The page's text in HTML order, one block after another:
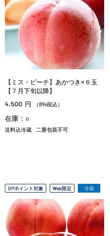
【ミス・ピーチ】あかつき×６玉
【７月下旬以降】
4,500 円 （8%税込）
在庫：○
送料込冷蔵 二重包装不可
OPポイント対象 Web限定 冷蔵